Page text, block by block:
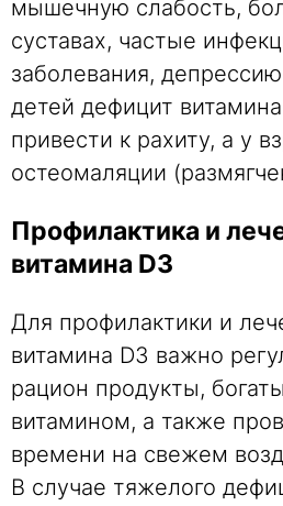
мышечную слабость,
суставах, частые
заболевания,
детей дефицит
привести к рахиту, а у
остеомаляции
Профилактика и
витамина D3
Для профилактики и
витамина D3 важно
рацион продукты,
витамином, а также
времени на свежем
В случае тяжелого